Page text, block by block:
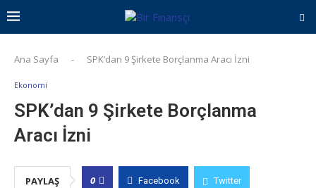
Ana Sayfa - SPK’dan 9 Şirkete Borçlanma Aracı İzni
Ekonomi
SPK’dan 9 Şirkete Borçlanma
Aracı İzni
PAYLAŞ 0 Facebook Twitter